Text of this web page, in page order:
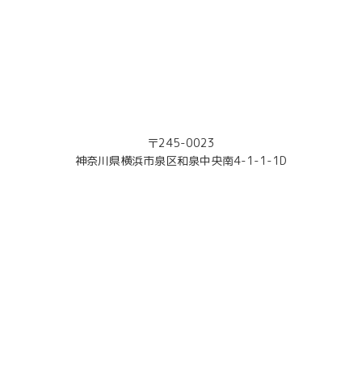
〒245-0023
神奈川県横浜市泉区和泉中央南4-1-1-1D